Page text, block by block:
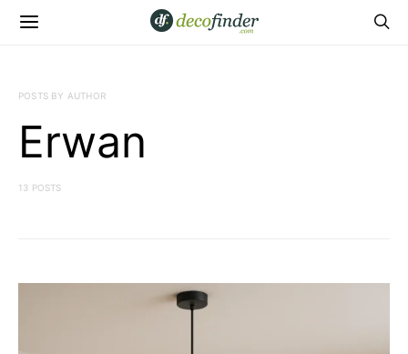
POSTS BY AUTHOR
Erwan
13 POSTS